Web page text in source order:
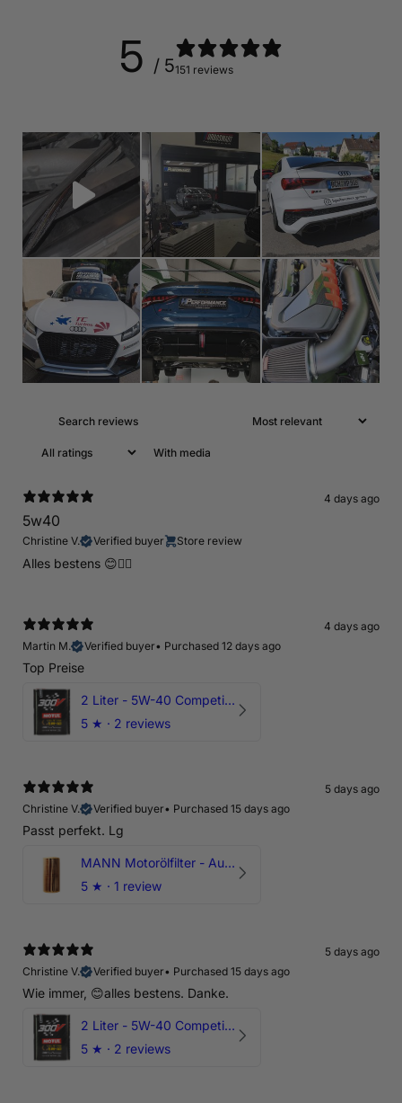
5 / 5151 reviews
With media
4 days ago
5w40
Christine V. Verified buyer Store review
Alles bestens 😊👍🏻
4 days ago
Martin M.
Verified buyer• Purchased 12 days ago
Top Preise
2 Liter - 5W-40 Competition 300V Motul Motoröl
5 ★ · 2 reviews
5 days ago
Christine V.
Verified buyer• Purchased 15 days ago
Passt perfekt. Lg
MANN Motorölfilter - Audi RS3 TTRS RSQ3 VZ5 - DAZ DNW
5 ★ · 1 review
5 days ago
Christine V.
Verified buyer• Purchased 15 days ago
Wie immer, 😊alles bestens. Danke.
2 Liter - 5W-40 Competition 300V Motul Motoröl
5 ★ · 2 reviews